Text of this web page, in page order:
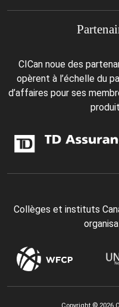
CICan noue des
opèrent à l’échelle du
d’affaires pour ses
Collèges et instituts